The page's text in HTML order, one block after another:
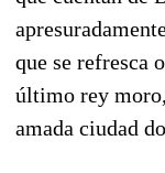
que se refresca
último rey
amada ciudad